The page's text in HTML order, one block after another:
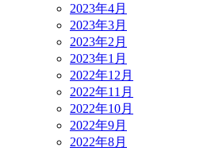
2023年4月
2023年3月
2023年2月
2023年1月
2022年12月
2022年11月
2022年10月
2022年9月
2022年8月